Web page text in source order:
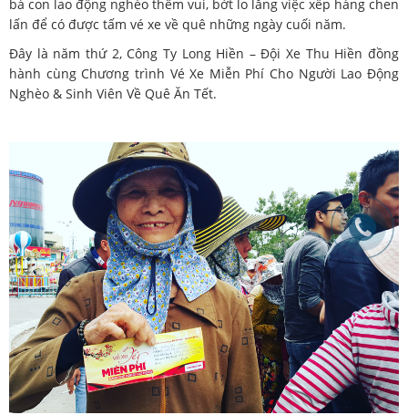
bà con lao động nghèo thêm vui, bớt lo lắng việc xếp hàng chen
lấn để có được tấm vé xe về quê những ngày cuối năm.
Đây là năm thứ 2, Công Ty Long Hiền – Đội Xe Thu Hiền đồng
hành cùng Chương trình Vé Xe Miễn Phí Cho Người Lao Động
Nghèo & Sinh Viên Về Quê Ăn Tết.